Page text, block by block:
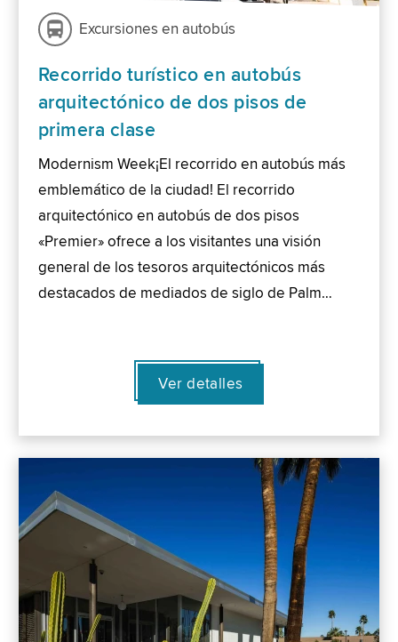
Excursiones en autobús
Recorrido turístico en autobús
arquitectónico de dos pisos de
primera clase
Modernism Week¡El recorrido en autobús más
emblemático de la ciudad! El recorrido
arquitectónico en autobús de dos pisos
«Premier» ofrece a los visitantes una visión
general de los tesoros arquitectónicos más
destacados de mediados de siglo de Palm…
Ver detalles